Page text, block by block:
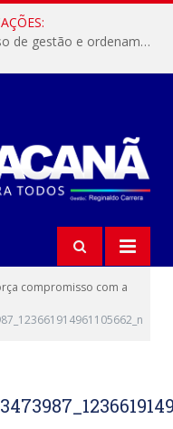
Resex Maracanã avança no processo de gestão e ordenamento do turismo em nossas áreas protegidas.
compromisso com a